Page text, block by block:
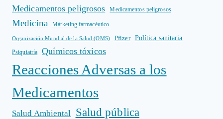
Medicamentos peligrosos Medicamentos peligrosos
Medicina Márketing farmacéutico
Organización Mundial de la Salud (OMS) Pfizer Política sanitaria
Psiquiatría Químicos tóxicos
Reacciones Adversas a los
Medicamentos
Salud Ambiental Salud pública